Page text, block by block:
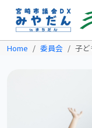
Home 委員会 子